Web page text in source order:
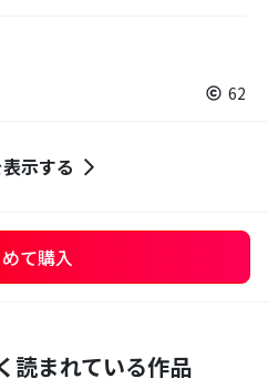
62
示する
て購入
読まれている作品